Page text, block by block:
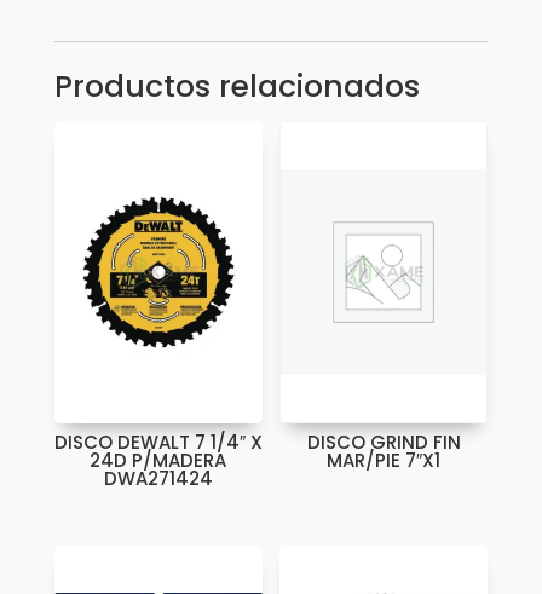
Productos relacionados
DISCO DEWALT 7 1/4″ X
24D P/MADERA
DWA271424
DISCO GRIND FIN
MAR/PIE 7″X1